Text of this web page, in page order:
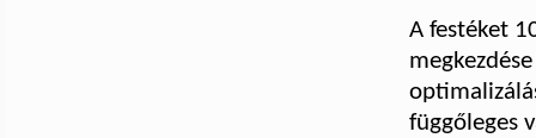
A festéket
függőleges